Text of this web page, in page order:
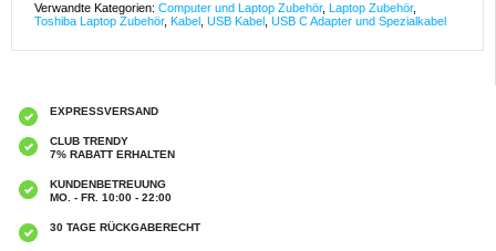
Verwandte Kategorien: Computer und Laptop Zubehör, Laptop Zubehör,
Toshiba Laptop Zubehör, Kabel USB Kabel USB C Adapter und Spezialkabel
EXPRESSVERSAND
CLUB TRENDY
7% RABATT ERHALTEN
KUNDENBETREUUNG
MO. - FR. 10:00 - 22:00
30 TAGE RÜCKGABERECHT